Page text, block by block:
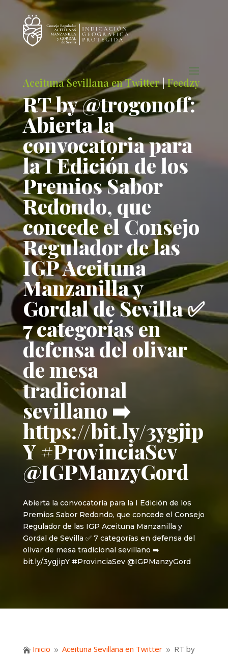
Aceituna Sevillana en Twitter|Feedzy
RT by @trogonoff:
Abierta la
convocatoria para
la I Edición de los
Premios Sabor
Redondo, que
concede el Consejo
Regulador de las
IGP Aceituna
Manzanilla y
Gordal de Sevilla ✅
7 categorías en
defensa del olivar
de mesa
tradicional
sevillano ➡️
https://bit.ly/3ygjip
Y #ProvinciaSev
@IGPManzyGord
Abierta la convocatoria para la I Edición de los
Premios Sabor Redondo, que concede el Consejo
Regulador de las IGP Aceituna Manzanilla y
Gordal de Sevilla ✅ 7 categorías en defensa del
olivar de mesa tradicional sevillano ➡️
bit.ly/3ygjipY #ProvinciaSev @IGPManzyGord
 Inicio 9 Aceituna Sevillana en Twitter 9 RT by